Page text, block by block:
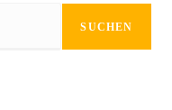
SUCHEN